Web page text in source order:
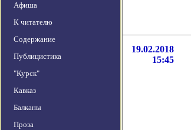
Афиша
К читателю
Содержание
Публицистика
"Курск"
Кавказ
Балканы
Проза
19.02.2018
15:45